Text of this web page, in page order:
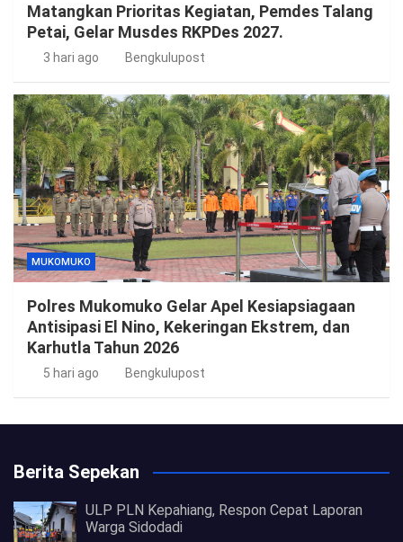
Matangkan Prioritas Kegiatan, Pemdes Talang
Petai, Gelar Musdes RKPDes 2027.
3 hari ago Bengkulupost
MUKOMUKO
Polres Mukomuko Gelar Apel Kesiapsiagaan
Antisipasi El Nino, Kekeringan Ekstrem, dan
Karhutla Tahun 2026
5 hari ago Bengkulupost
Berita Sepekan
ULP PLN Kepahiang, Respon Cepat Laporan
Warga Sidodadi